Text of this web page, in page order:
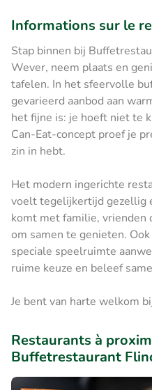
Informations sur le
Stap binnen bij
Wever, neem plaats en
tafelen. In het sfeervolle
gevarieerd aanbod aan
het fijne is: je hoeft niet te
Can-Eat-concept proef je
zin in hebt.
Het modern ingerichte
voelt tegelijkertijd gezellig
komt met familie, vrienden
om samen te genieten.
speciale speelruimte
ruime keuze en beleef
Je bent van harte welkom
Restaurants à
Buffetrestaurant